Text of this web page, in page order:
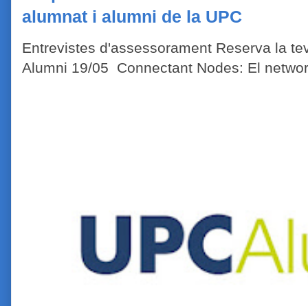
alumnat i alumni de la UPC
Entrevistes d'assessorament Reserva la
Alumni 19/05 Connectant Nodes: El